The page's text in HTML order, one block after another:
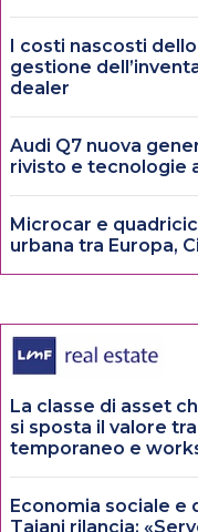
I costi nascosti
gestione
dealer
Audi Q7 nuova
rivisto e tecnologie
Microcar e
urbana tra Europa,
La classe di asset
si sposta il valore
temporaneo e
Economia sociale e
Tajani rilancia: